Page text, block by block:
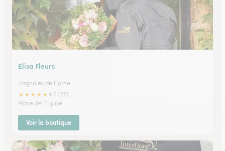
Elisa Fleurs
Bagnoles de L'orne
★★★★★4.6 (22)
Place de l'Eglise
Voir la boutique